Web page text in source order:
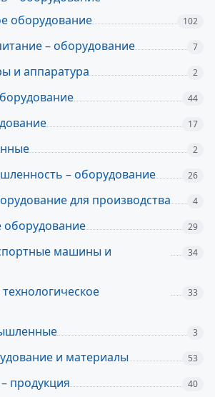
оборудование
102
– оборудование 7
и аппаратура 2
44
17
2
– оборудование 26
для производства 4
оборудование 29
машины и
34
33
3
и материалы 53
продукция 40